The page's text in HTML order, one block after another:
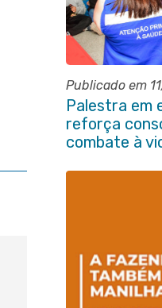
Publicado em
Palestra em
reforça
combate à